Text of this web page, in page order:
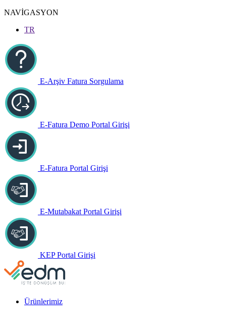
NAVİGASYON
TR
E-Arşiv Fatura Sorgulama
E-Fatura Demo Portal Girişi
E-Fatura Portal Girişi
E-Mutabakat Portal Girişi
KEP Portal Girişi
Ürünlerimiz